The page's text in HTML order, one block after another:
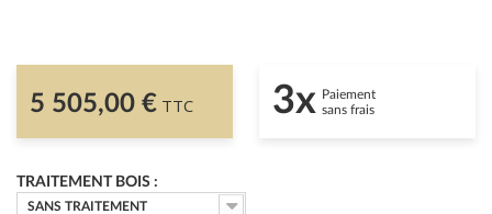
5 505,00 € TTC 3x Paiement
sans frais
TRAITEMENT BOIS :
SANS TRAITEMENT